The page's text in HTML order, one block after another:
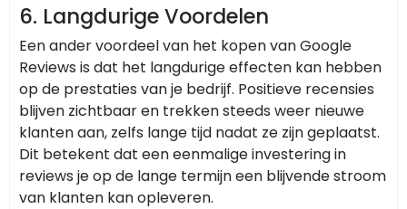
6. Langdurige Voordelen
Een ander voordeel van het kopen van Google
Reviews is dat het langdurige effecten kan hebben
op de prestaties van je bedrijf. Positieve recensies
blijven zichtbaar en trekken steeds weer nieuwe
klanten aan, zelfs lange tijd nadat ze zijn geplaatst.
Dit betekent dat een eenmalige investering in
reviews je op de lange termijn een blijvende stroom
van klanten kan opleveren.